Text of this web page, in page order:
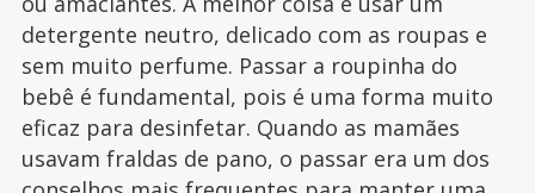
detergente neutro, delicado com as roupas e
sem muito perfume. Passar a roupinha do
bebê é fundamental, pois é uma forma muito
eficaz para desinfetar. Quando as mamães
usavam fraldas de pano, o passar era um dos